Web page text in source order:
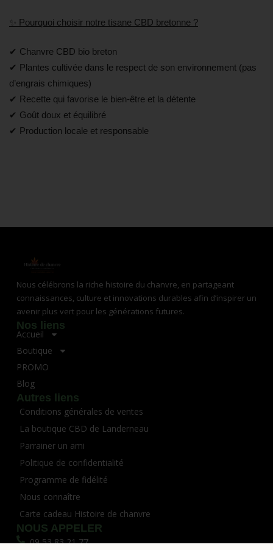
✨ Pourquoi choisir notre tisane CBD bretonne ?
✔ Chanvre CBD bio breton
✔ Plantes cultivée dans le respect de son environnement (pas
d’engrais chimiques)
✔ Recette qui favorise le bien-être et la détente
✔ Goût doux et équilibré
✔ Production locale et responsable
Nous célébrons la riche histoire du chanvre, en partageant
connaissances, culture et innovations durables afin d’inspirer un
avenir plus vert pour les générations futures.
Nos liens
Accueil
Boutique
PROMO
Blog
Autres liens
Conditions générales de ventes
La boutique CBD de Landerneau
Parrainer un ami
Politique de confidentialité
Programme de fidélité
Nous connaître
Carte cadeau Histoire de chanvre
NOUS APPELER
09 53 83 21 77